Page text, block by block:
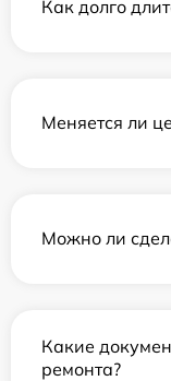
Как долго
Меняется ли
Можно ли
Какие
ремонта?